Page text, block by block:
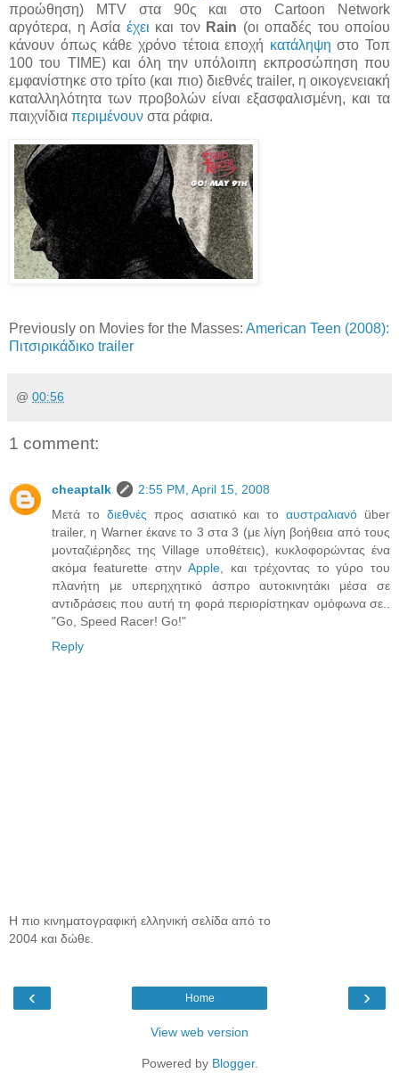
προώθηση) MTV στα 90ς και στο Cartoon Network
αργότερα, η Ασία έχει και τον Rain (οι οπαδές του οποίου
κάνουν όπως κάθε χρόνο τέτοια εποχή κατάληψη στο Τοπ
100 του TIME) και όλη την υπόλοιπη εκπροσώπηση που
εμφανίστηκε στο τρίτο (και πιο) διεθνές trailer, η οικογενειακή
καταλληλότητα των προβολών είναι εξασφαλισμένη, και τα
παιχνίδια περιμένουν στα ράφια.
Previously on Movies for the Masses: American Teen (2008):
Πιτσιρικάδικο trailer
@ 00:56
1 comment:
cheaptalk
2:55 PM, April 15, 2008
Μετά το διεθνές προς ασιατικό και τοαυστραλιανό über
trailer, η Warner έκανε το 3 στα 3 (με λίγη βοήθεια από τους
μονταζιέρηδες της Village υποθέτεις), κυκλοφορώντας ένα
ακόμα featurette στηνApple , και τρέχοντας το γύρο του
πλανήτη με υπερηχητικό άσπρο αυτοκινητάκι μέσα σε
αντιδράσεις που αυτή τη φορά περιορίστηκαν ομόφωνα σε..
"Go, Speed Racer! Go!"
Reply
Η πιο κινηματογραφική ελληνική σελίδα από το
2004 και δώθε.
‹ ›
Home
View web version
Powered by Blogger.